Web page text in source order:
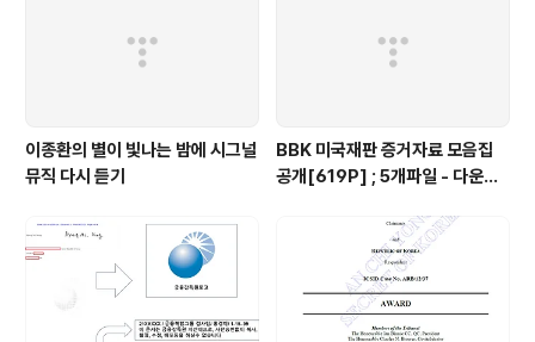
이종환의 별이 빛나는 밤에 시그널
뮤직 다시 듣기
BBK 미국재판 증거자료 모음집
공개[619P] ; 5개파일 - 다운로